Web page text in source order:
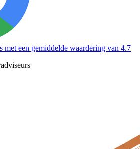
met een gemiddelde waardering van 4.7